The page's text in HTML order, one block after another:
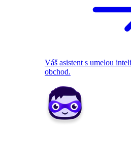
Váš asistent s umelou
obchod.